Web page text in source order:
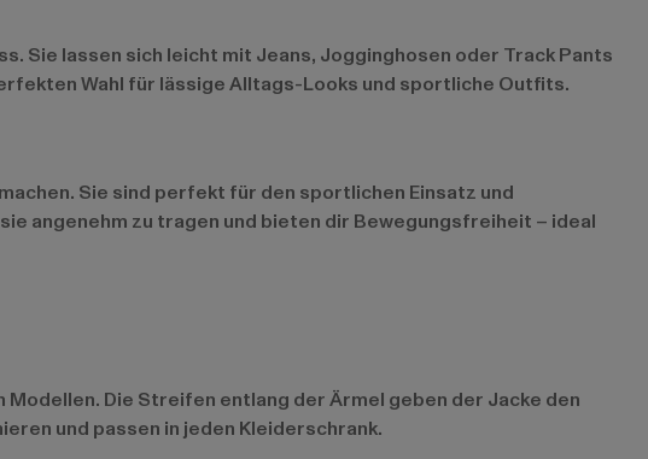
Sie lassen sich leicht mit Jeans, Jogginghosen oder Track Pants
Wahl für lässige Alltags-Looks und sportliche Outfits.
Sie sind perfekt für den sportlichen Einsatz und
angenehm zu tragen und bieten dir Bewegungsfreiheit – ideal
Die Streifen entlang der Ärmel geben der Jacke den
und passen in jeden Kleiderschrank.